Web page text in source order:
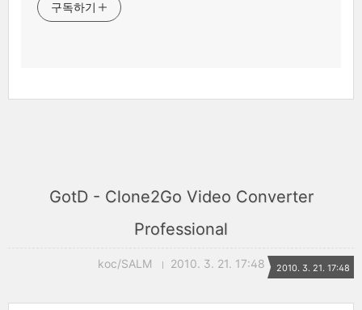
구독하기
GotD - Clone2Go Video Converter
Professional
koc/SALM 2010. 3. 21. 17:48 2010. 3. 21. 17:48